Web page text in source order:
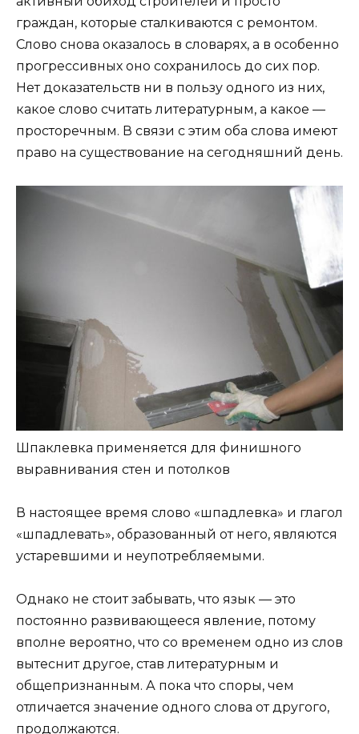
граждан, которые сталкиваются с ремонтом.
Слово снова оказалось в словарях, а в особенно
прогрессивных оно сохранилось до сих пор.
Нет доказательств ни в пользу одного из них,
какое слово считать литературным, а какое —
просторечным. В связи с этим оба слова имеют
право на существование на сегодняшний день.
Шпаклевка применяется для финишного
выравнивания стен и потолков
В настоящее время слово «шпадлевка» и глагол
«шпадлевать», образованный от него, являются
устаревшими и неупотребляемыми.
Однако не стоит забывать, что язык — это
постоянно развивающееся явление, потому
вполне вероятно, что со временем одно из слов
вытеснит другое, став литературным и
общепризнанным. А пока что споры, чем
отличается значение одного слова от другого,
продолжаются.